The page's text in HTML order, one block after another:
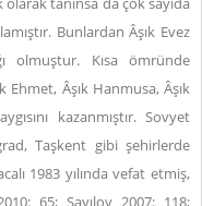
Bunlardan Âşık Evez
olmuştur. Kısa ömründe
Ehmet, Âşık Hanmusa, Âşık
kazanmıştır. Sovyet
Taşkent gibi şehirlerde
1983 yılında vefat etmiş,
65; Sayılov 2007: 118;